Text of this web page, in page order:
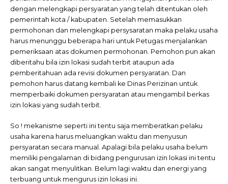
dengan melengkapi persyaratan yang telah ditentukan oleh
pemerintah kota / kabupaten. Setelah memasukkan
permohonan dan melengkapi persysaratan maka pelaku usaha
harus menunggu beberapa hari untuk Petugas menjalankan
pemeriksaan atas dokumen permohonan. Pemohon pun akan
diberitahu bila izin lokasi sudah terbit ataupun ada
pemberitahuan ada revisi dokumen persyaratan. Dan
pemohon harus datang kembali ke Dinas Perizinan untuk
memperbaiki dokumen persyaratan atau mengambil berkas
izin lokasi yang sudah terbit.
So ! mekanisme seperti ini tentu saja memberatkan pelaku
usaha karena harus meluangkan waktu dan menyusun
persyaratan secara manual. Apalagi bila pelaku usaha belum
memiliki pengalaman di bidang pengurusan izin lokasi ini tentu
akan sangat menyulitkan. Belum lagi waktu dan energi yang
terbuang untuk mengurus izin lokasi ini.